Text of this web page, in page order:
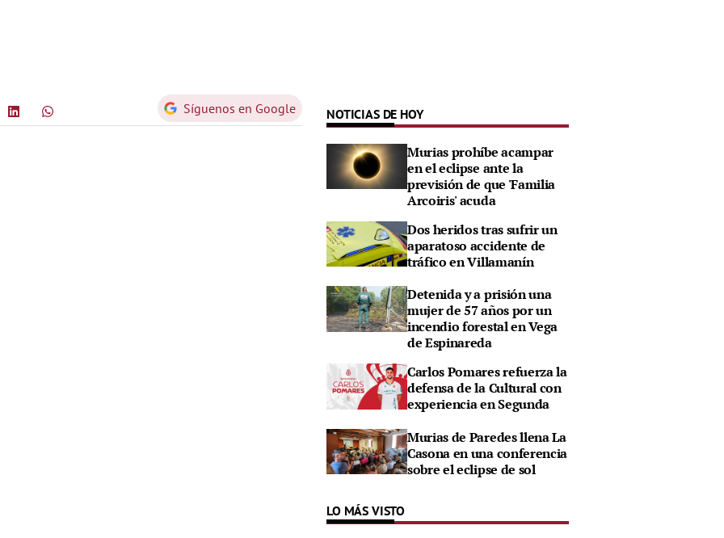
Síguenos en Google NOTICIAS DE HOY
Murias prohíbe acampar
en el eclipse ante la
previsión de que 'Familia
Arcoiris' acuda
Dos heridos tras sufrir un
aparatoso accidente de
tráfico en Villamanín
Detenida y a prisión una
mujer de 57 años por un
incendio forestal en Vega
de Espinareda
Carlos Pomares refuerza la
defensa de la Cultural con
experiencia en Segunda
Murias de Paredes llena La
Casona en una conferencia
sobre el eclipse de sol
LO MÁS VISTO